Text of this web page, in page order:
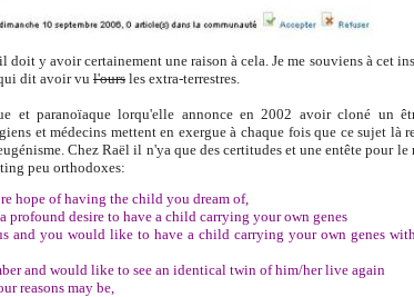
doit y avoir certainement une raison à cela. Je me souviens à cet
dit avoir vu l'ours les extra-terrestres.
et paranoïaque lorqu'elle annonce en 2002 avoir cloné un
et médecins mettent en exergue à chaque fois que ce sujet là
Chez Raël il n'ya que des certitudes et une entête pour le
peu orthodoxes:
hope of having the child you dream of,
profound desire to have a child carrying your own genes
and you would like to have a child carrying your own genes
and would like to see an identical twin of him/her live again
reasons may be,